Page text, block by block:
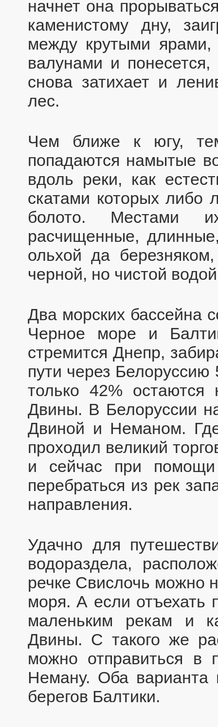
начнет она
каменистому дну,
между крутыми ярами,
валунами и
снова затихает и
лес.
Чем ближе к югу,
попадаются намытые
вдоль реки, как
скатами которых либо
болото. Местами
расчищенные,
ольхой да
черной, но чистой
Два морских бассейна
Черное море и
стремится Днепр,
пути через
только 42%
Двины. В Белоруссии
Двиной и Неманом.
проходил великий
и сейчас при
перебраться из рек
направления.
Удачно для
водораздела,
речке Свислочь можно
моря. А если отъехать
маленьким рекам и
Двины. С такого же
можно отправиться в
Неману. Оба варианта
берегов Балтики.